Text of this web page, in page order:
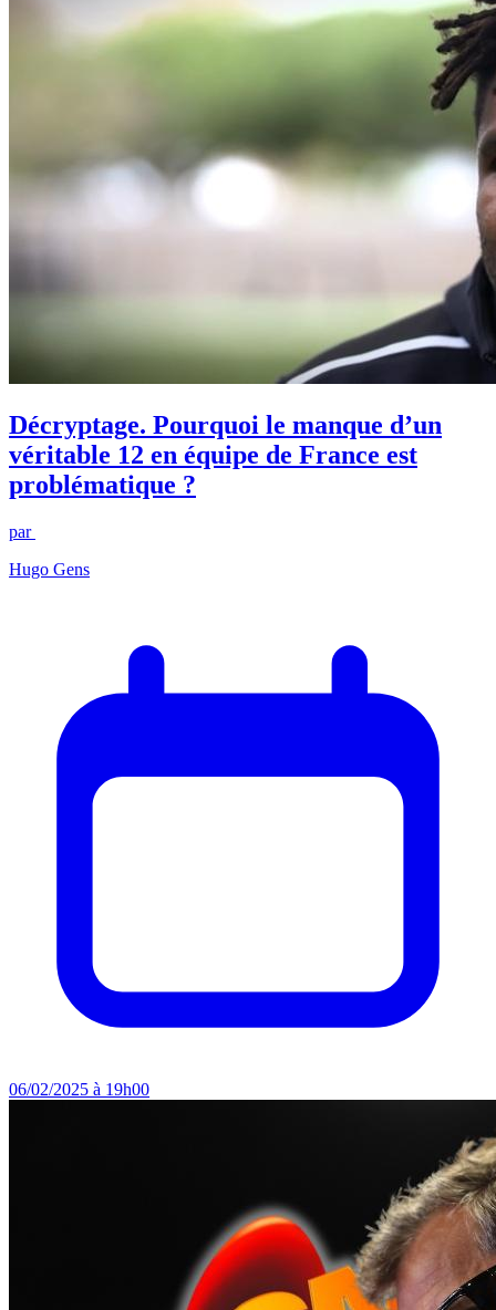
Décryptage. Pourquoi le manque d’un
véritable 12 en équipe de France est
problématique ?
par
Hugo Gens
06/02/2025 à 19h00